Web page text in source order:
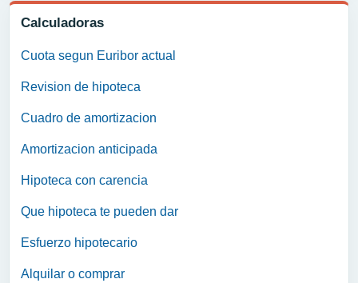
Calculadoras
Cuota segun Euribor actual
Revision de hipoteca
Cuadro de amortizacion
Amortizacion anticipada
Hipoteca con carencia
Que hipoteca te pueden dar
Esfuerzo hipotecario
Alquilar o comprar